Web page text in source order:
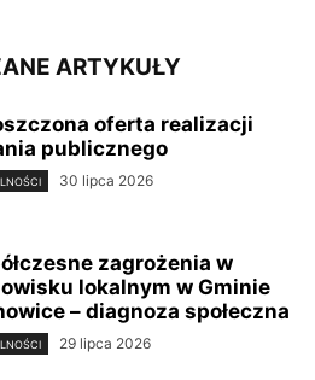
ARTYKUŁY
oferta realizacji
publicznego
30 lipca 2026
zagrożenia w
lokalnym w Gminie
– diagnoza społeczna
29 lipca 2026